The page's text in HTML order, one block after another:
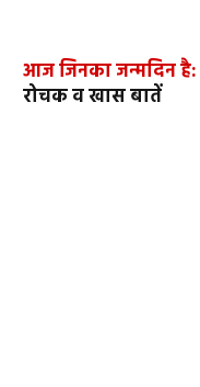
आज जिनका जन्मदिन है:
रोचक व खास बातें